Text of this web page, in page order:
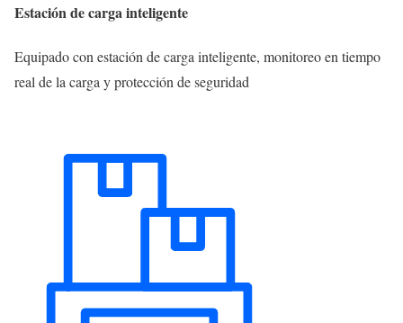
Estación de carga inteligente
Equipado con estación de carga inteligente, monitoreo en tiempo
real de la carga y protección de seguridad